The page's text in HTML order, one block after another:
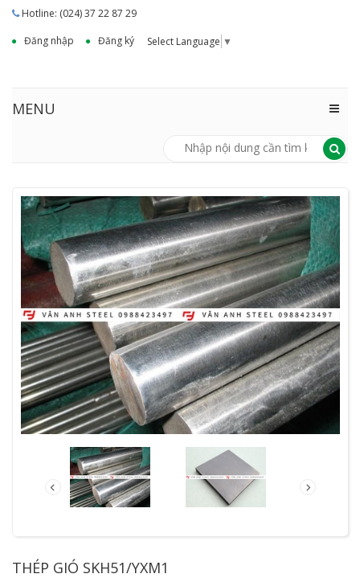
Hotline: (024) 37 22 87 29
Đăng nhập
Đăng ký Select Language ▼
MENU
THÉP GIÓ SKH51/YXM1